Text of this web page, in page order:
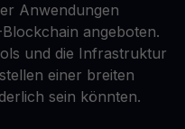
Anwendungen
angeboten.
und die Infrastruktur
einer breiten
sein könnten.